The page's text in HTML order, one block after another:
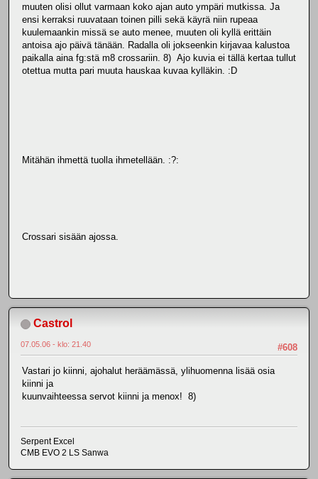
muuten olisi ollut varmaan koko ajan auto ympäri mutkissa. Ja
ensi kerraksi ruuvataan toinen pilli sekä käyrä niin rupeaa
kuulemaankin missä se auto menee, muuten oli kyllä erittäin
antoisa ajo päivä tänään. Radalla oli jokseenkin kirjavaa kalustoa
paikalla aina fg:stä m8 crossariin. 8) Ajo kuvia ei tällä kertaa tullut
otettua mutta pari muuta hauskaa kuvaa kylläkin. :D
Mitähän ihmettä tuolla ihmetellään. :?:
Crossari sisään ajossa.
Castrol
#608
07.05.06 - klo: 21.40
Vastari jo kiinni, ajohalut heräämässä, ylihuomenna lisää osia
kiinni ja
kuunvaihteessa servot kiinni ja menox! 8)
Serpent Excel
CMB EVO 2 LS Sanwa